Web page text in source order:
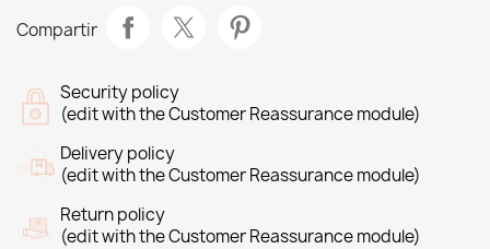
Compartir
Security policy
(edit with the Customer Reassurance module)
Delivery policy
(edit with the Customer Reassurance module)
Return policy
(edit with the Customer Reassurance module)